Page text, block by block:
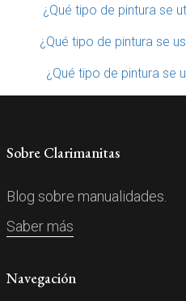
¿Qué tipo de pintura se
¿Qué tipo de pintura se
¿Qué tipo de pintura se
Sobre Clarimanitas
Blog sobre manualidades.
Saber más
Navegación